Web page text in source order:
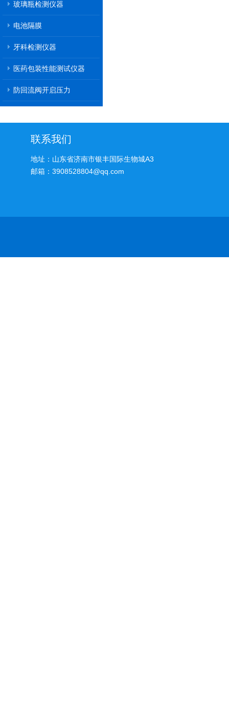
玻璃瓶检测仪器
电池隔膜
牙科检测仪器
医药包装性能测试仪器
防回流阀开启压力
联系我们
地址：山东省济南市银丰国际生物城A3
邮箱：3908528804@qq.com